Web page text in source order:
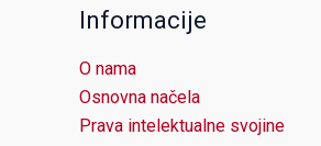
Informacije
O nama
Osnovna načela
Prava intelektualne svojine